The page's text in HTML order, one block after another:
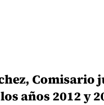
años 2012